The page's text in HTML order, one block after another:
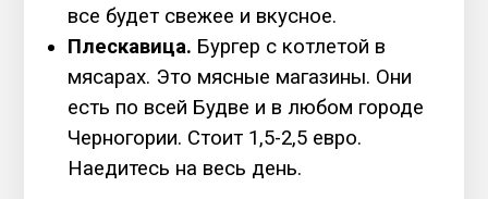
все будет свежее и вкусное.
Плескавица. Бургер с котлетой в
мясарах. Это мясные магазины. Они
есть по всей Будве и в любом городе
Черногории. Стоит 1,5-2,5 евро.
Наедитесь на весь день.